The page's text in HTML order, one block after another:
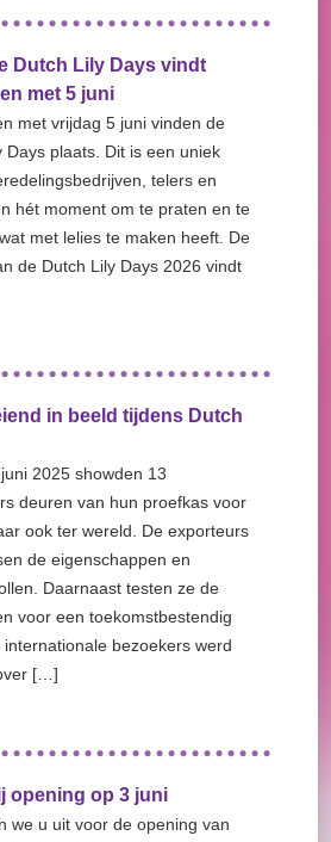
Dutch Lily Days vindt
met 5 juni
met vrijdag 5 juni vinden de
Days plaats. Dit is een uniek
telers en
hét moment om te praten en te
met lelies te maken heeft. De
de Dutch Lily Days 2026 vindt
in beeld tijdens Dutch
2025 showden 13
deuren van hun proefkas voor
ook ter wereld. De exporteurs
de eigenschappen en
Daarnaast testen ze de
voor een toekomstbestendig
bezoekers werd
[…]
opening op 3 juni
we u uit voor de opening van